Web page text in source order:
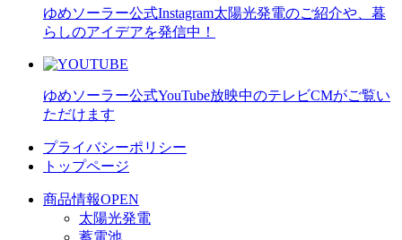
ゆめソーラー公式Instagram太陽光発電のご紹介や、暮
らしのアイデアを発信中！
ゆめソーラー公式YouTube放映中のテレビCMがご覧い
ただけます
プライバシーポリシー
トップページ
商品情報OPEN
太陽光発電
蓄電池